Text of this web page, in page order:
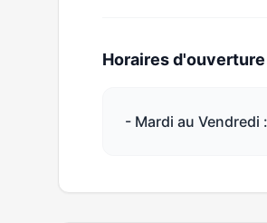
Horaires
- Mardi au Vendredi